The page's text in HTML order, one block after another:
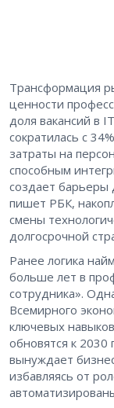
Трансформация
ценности
доля вакансий в
сократилась с
затраты на
способным
создает барьеры
пишет РБК,
смены
долгосрочной
Ранее логика
больше лет в
сотрудника».
Всемирного
ключевых
обновятся к 2030
вынуждает
избавляясь от